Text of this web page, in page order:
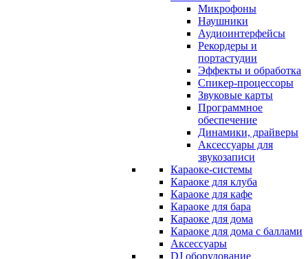
Микрофоны
Наушники
Аудиоинтерфейсы
Рекордеры и
портастудии
Эффекты и обработка
Спикер-процессоры
Звуковые карты
Программное
обеспечение
Динамики, драйверы
Аксессуары для
звукозаписи
Караоке-системы
Караоке для клуба
Караоке для кафе
Караоке для бара
Караоке для дома
Караоке для дома с баллами
Аксессуары
DJ оборудование